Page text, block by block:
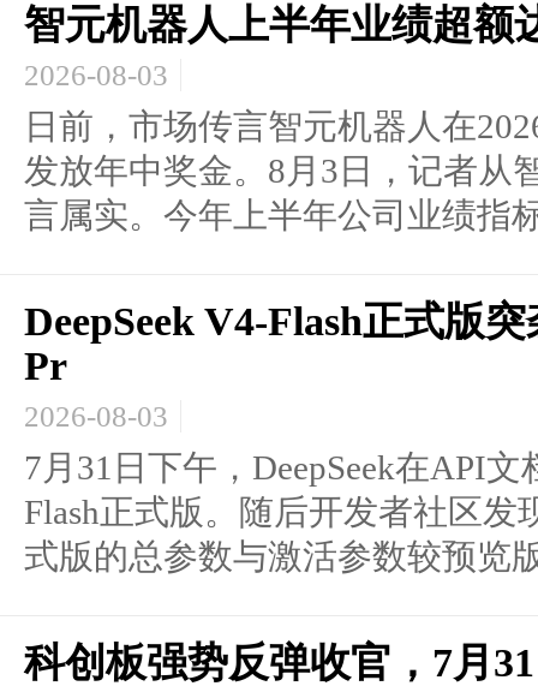
智元机器人上半年业绩超额
2026-08-03
日前，市场传言智元机器人在
发放年中奖金。8月3日，记者从
言属实。今年上半年公司业绩指
DeepSeek V4-Flash正式版
Pr
2026-08-03
7月31日下午，DeepSeek在API
Flash正式版。随后开发者社区发
式版的总参数与激活参数较预览
科创板强势反弹收官，7月